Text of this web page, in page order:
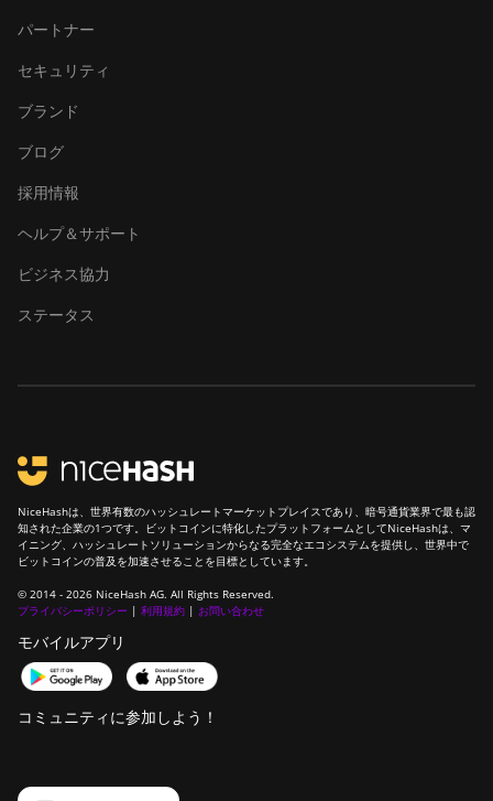
パートナー
セキュリティ
ブランド
ブログ
採用情報
ヘルプ＆サポート
ビジネス協力
ステータス
NiceHashは、世界有数のハッシュレートマーケットプレイスであり、暗号通貨業界で最も認
知された企業の1つです。ビットコインに特化したプラットフォームとしてNiceHashは、マ
イニング、ハッシュレートソリューションからなる完全なエコシステムを提供し、世界中で
ビットコインの普及を加速させることを目標としています。
© 2014 - 2026 NiceHash AG. All Rights Reserved.
プライバシーポリシー | 利用規約 | お問い合わせ
モバイルアプリ
コミュニティに参加しよう！